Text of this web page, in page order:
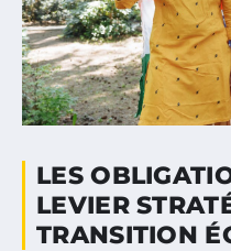
LES
LEVIER
TRANSITION